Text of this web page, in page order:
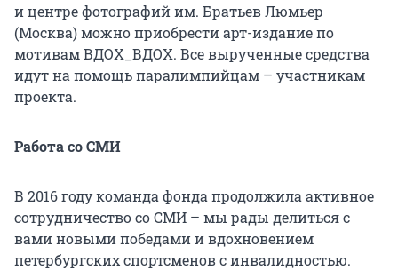
и центре фотографий им. Братьев Люмьер
(Москва) можно приобрести арт-издание по
мотивам ВДОХ_ВДОХ. Все вырученные средства
идут на помощь паралимпийцам – участникам
проекта.
Работа со СМИ
В 2016 году команда фонда продолжила активное
сотрудничество со СМИ – мы рады делиться с
вами новыми победами и вдохновением
петербургских спортсменов с инвалидностью.